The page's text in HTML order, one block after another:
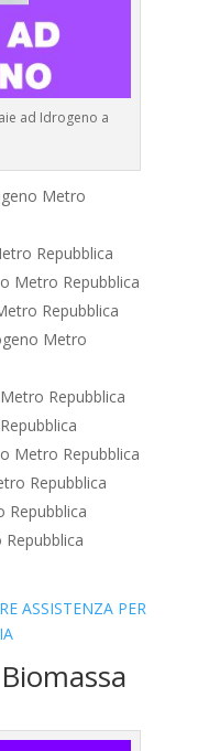
ad Idrogeno a
Metro
Repubblica
Metro Repubblica
Repubblica
Metro
Repubblica
Metro Repubblica
Repubblica
Repubblica
ASSISTENZA PER